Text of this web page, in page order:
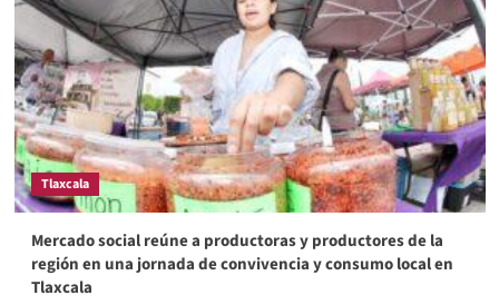
Tlaxcala
Mercado social reúne a productoras y productores de la
región en una jornada de convivencia y consumo local en
Tlaxcala